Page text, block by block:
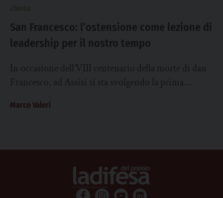
San Francesco: l’ostensione come lezione di
leadership per il nostro tempo
In occasione dell’VIII centenario della morte di dan
Francesco, ad Assisi si sta svolgendo la prima
Marco Valeri